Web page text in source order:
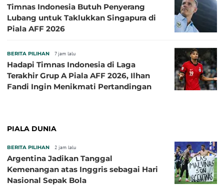
Timnas Indonesia Butuh Penyerang
Lubang untuk Taklukkan Singapura di
Piala AFF 2026
BERITA PILIHAN 7 jam lalu
Hadapi Timnas Indonesia di Laga
Terakhir Grup A Piala AFF 2026, Ilhan
Fandi Ingin Menikmati Pertandingan
PIALA DUNIA
BERITA PILIHAN 2 jam lalu
Argentina Jadikan Tanggal
Kemenangan atas Inggris sebagai Hari
Nasional Sepak Bola